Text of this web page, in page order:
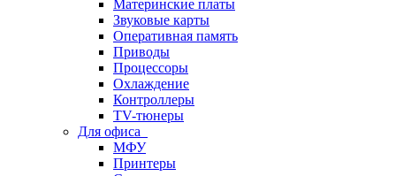
Материнские платы
Звуковые карты
Оперативная память
Приводы
Процессоры
Охлаждение
Контроллеры
TV-тюнеры
Для офиса
МФУ
Принтеры